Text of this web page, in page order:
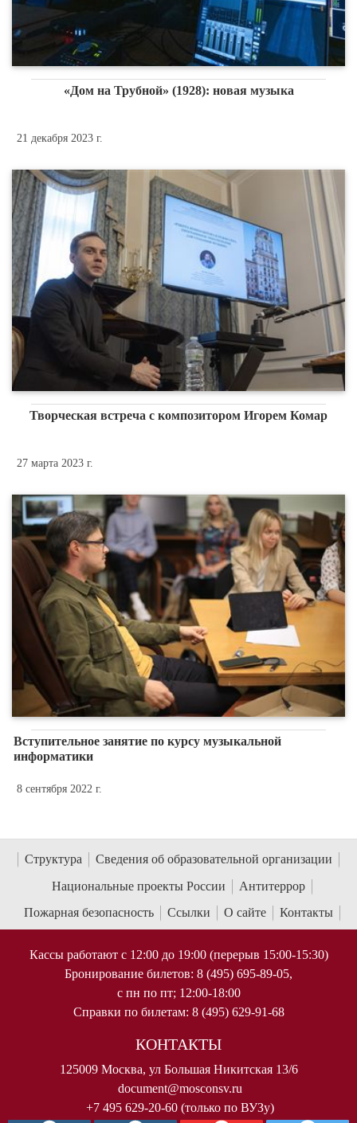
«Дом на Трубной» (1928): новая музыка
21 декабря 2023 г.
Творческая встреча с композитором Игорем Комар
27 марта 2023 г.
Вступительное занятие по курсу музыкальной
информатики
8 сентября 2022 г.
Структура
Сведения об образовательной организации
Национальные проекты России
Антитеррор
Пожарная безопасность
Ссылки О сайте Контакты
Кассы работают с 12:00 до 19:00 (перерыв 15:00-15:30)
Бронирование билетов: 8 (495) 695-89-05,
с пн по пт; 12:00-18:00
Справки по билетам: 8 (495) 629-91-68
КОНТАКТЫ
125009 Москва, ул Большая Никитская 13/6
document@mosconsv.ru
+7 495 629-20-60 (только по ВУЗу)